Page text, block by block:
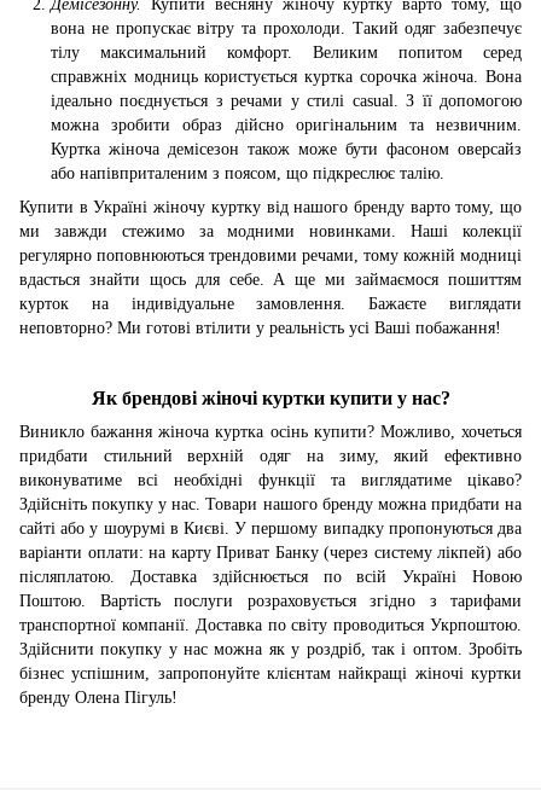
Демісезонну.
Купити весняну жіночу куртку варто тому, що
вона не пропускає вітру та прохолоди. Такий одяг забезпечує
тілу максимальний комфорт. Великим попитом серед
справжніх модниць користується куртка сорочка жіноча. Вона
ідеально поєднується з речами у стилі casual. З її допомогою
можна зробити образ дійсно оригінальним та незвичним.
Куртка жіноча демісезон також може бути фасоном оверсайз
або напівприталеним з поясом, що підкреслює талію.
Купити в Україні жіночу куртку від нашого бренду варто тому, що
ми завжди стежимо за модними новинками. Наші колекції
регулярно поповнюються трендовими речами, тому кожній модниці
вдасться знайти щось для себе. А ще ми займаємося пошиттям
курток на індивідуальне замовлення. Бажаєте виглядати
неповторно? Ми готові втілити у реальність усі Ваші побажання!
Як брендові жіночі куртки купити у нас?
Виникло бажання жіноча куртка осінь купити? Можливо, хочеться
придбати стильний верхній одяг на зиму, який ефективно
виконуватиме всі необхідні функції та виглядатиме цікаво?
Здійсніть покупку у нас. Товари нашого бренду можна придбати на
сайті або у шоурумі в Києві. У першому випадку пропонуються два
варіанти оплати: на карту Приват Банку (через систему лікпей) або
післяплатою. Доставка здійснюється по всій Україні Новою
Поштою. Вартість послуги розраховується згідно з тарифами
транспортної компанії. Доставка по світу проводиться Укрпоштою.
Здійснити покупку у нас можна як у роздріб, так і оптом. Зробіть
бізнес успішним, запропонуйте клієнтам найкращі жіночі куртки
бренду Олена Пігуль!